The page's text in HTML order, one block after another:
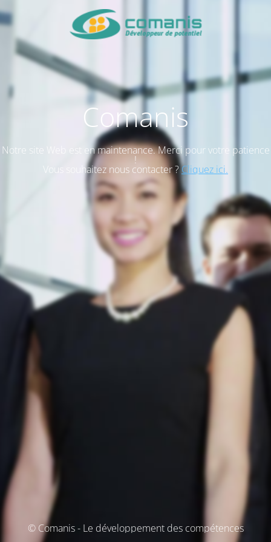
Comanis
Notre site Web est en maintenance. Merci pour votre patience
!
Vous souhaitez nous contacter ? Cliquez ici.
© Comanis - Le développement des compétences